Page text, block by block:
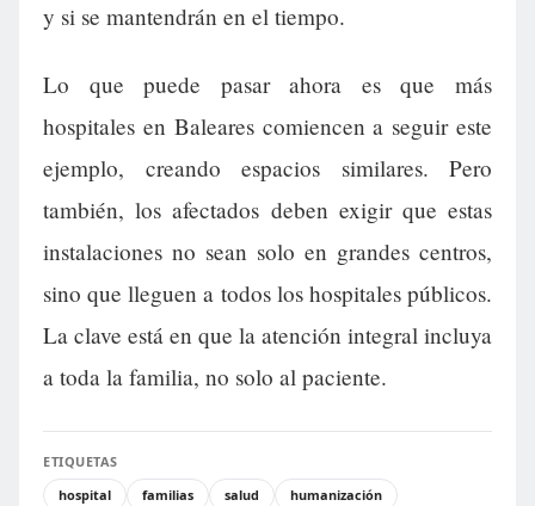
y si se mantendrán en el tiempo.
Lo que puede pasar ahora es que más
hospitales en Baleares comiencen a seguir este
ejemplo, creando espacios similares. Pero
también, los afectados deben exigir que estas
instalaciones no sean solo en grandes centros,
sino que lleguen a todos los hospitales públicos.
La clave está en que la atención integral incluya
a toda la familia, no solo al paciente.
ETIQUETAS
hospital
familias salud
humanización